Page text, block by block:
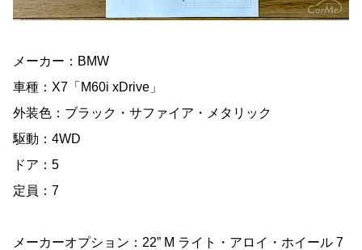
メーカー：BMW
車種：X7「M60i xDrive」
外装色：ブラック・サファイア・メタリック
駆動：4WD
ドア：5
定員：7
メーカーオプション：22” M ライト・アロイ・ホイール 7